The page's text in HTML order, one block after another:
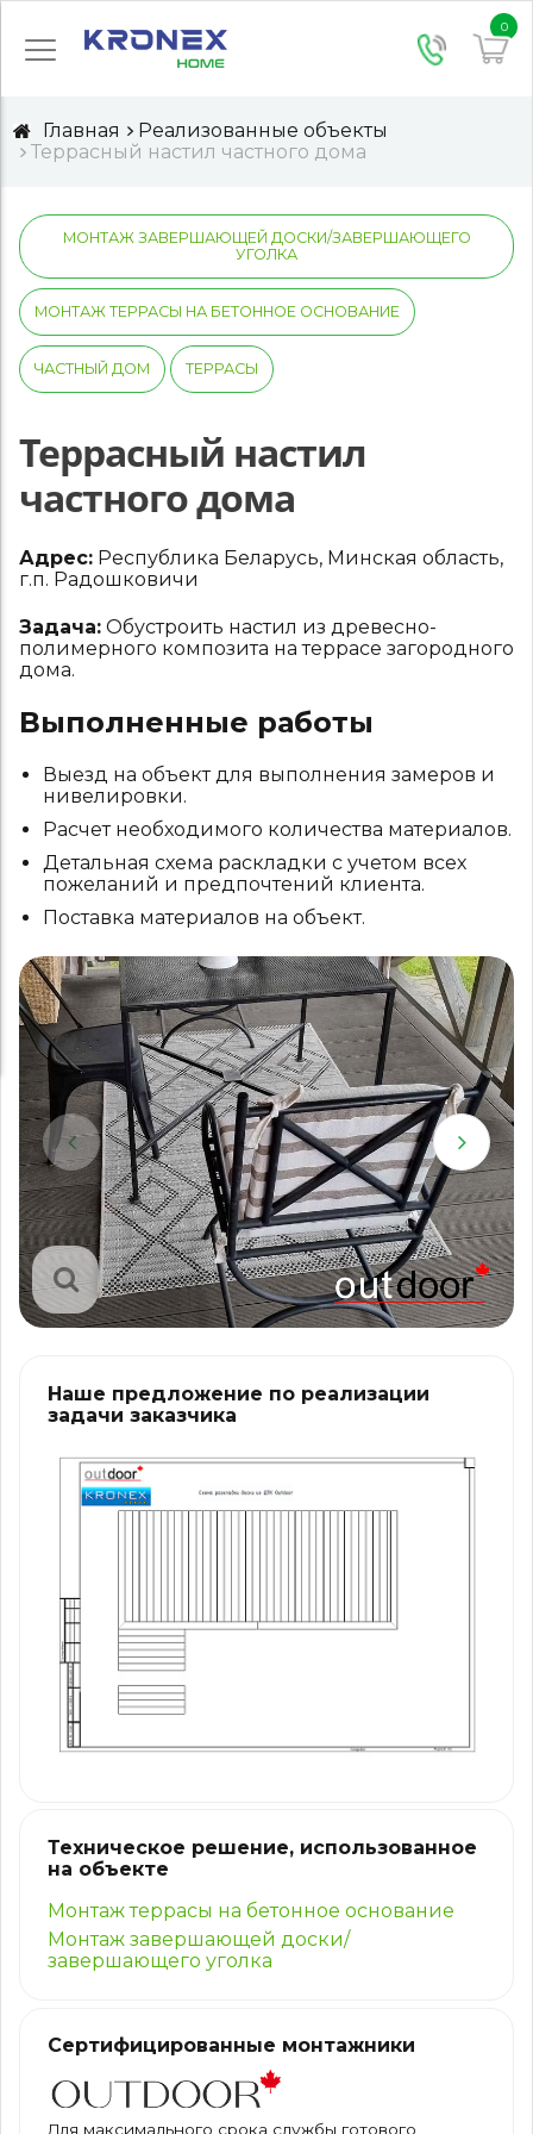
0
Главная
Реализованные объекты
Террасный настил частного дома
МОНТАЖ ЗАВЕРШАЮЩЕЙ ДОСКИ/ЗАВЕРШАЮЩЕГО
УГОЛКА
МОНТАЖ ТЕРРАСЫ НА БЕТОННОЕ ОСНОВАНИЕ
ЧАСТНЫЙ ДОМ ТЕРРАСЫ
Террасный настил
частного дома
Адрес: Республика Беларусь, Минская область,
г.п. Радошковичи
Задача: Обустроить настил из древесно-
полимерного композита на террасе загородного
дома.
Выполненные работы
Выезд на объект для выполнения замеров и
нивелировки.
Расчет необходимого количества материалов.
Детальная схема раскладки с учетом всех
пожеланий и предпочтений клиента.
Поставка материалов на объект.
Наше предложение по реализации
задачи заказчика
Техническое решение, использованное
на объекте
Монтаж террасы на бетонное основание
Монтаж завершающей доски/
завершающего уголка
Сертифицированные монтажники
Для максимального срока службы готового